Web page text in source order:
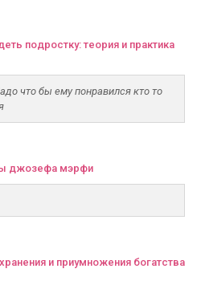
подростку: теория и практика
что бы ему понравился кто то
джозефа мэрфи
и приумножения богатства